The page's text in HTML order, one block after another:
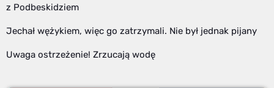
z Podbeskidziem
Jechał wężykiem, więc go zatrzymali. Nie był jednak pijany
Uwaga ostrzeżenie! Zrzucają wodę